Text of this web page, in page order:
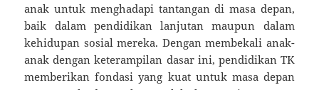
anak untuk menghadapi tantangan di masa depan,
baik dalam pendidikan lanjutan maupun dalam
kehidupan sosial mereka. Dengan membekali anak-
anak dengan keterampilan dasar ini, pendidikan TK
memberikan fondasi yang kuat untuk masa depan